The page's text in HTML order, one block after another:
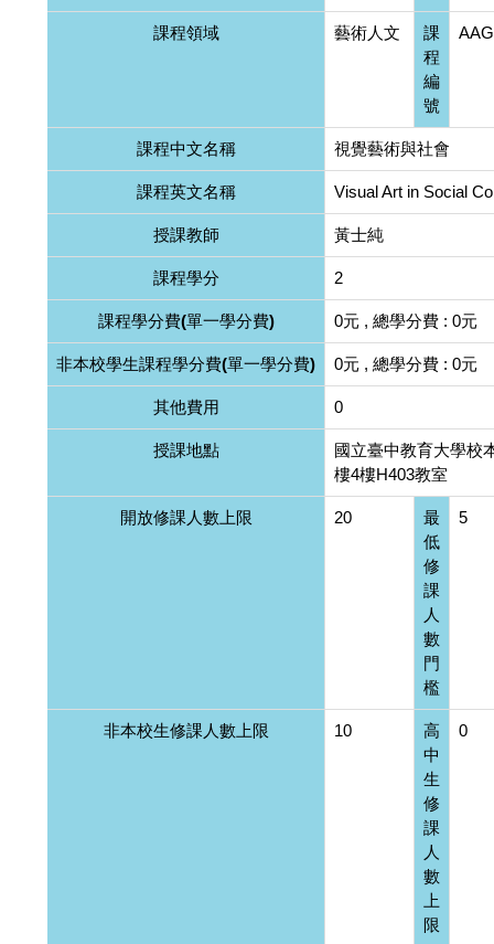
課程領域 藝術人文
課
程
編
號
課程中文名稱 視覺藝術與社會
課程英文名稱 Visual Art in Social
授課教師 黃士純
課程學分 2
課程學分費(單一學分費) 0元 , 總學分費 : 0元
非本校學生課程學分費(單一學分費) 0元 , 總學分費 : 0元
其他費用 0
授課地點
國立臺中教育大學校
樓4樓H403教室
開放修課人數上限 20
最
低
修
課
人
數
門
檻
5
非本校生修課人數上限 10
高
中
生
修
課
人
數
上
限
0